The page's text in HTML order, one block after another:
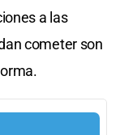
a las
cometer son